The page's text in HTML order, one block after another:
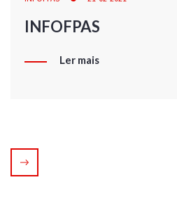
INFOFPAS
Ler mais